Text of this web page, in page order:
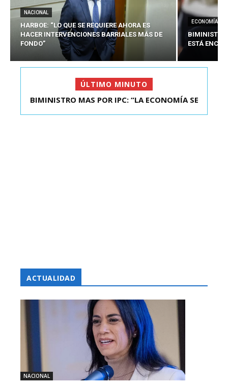
NACIONAL
HARBOE: “LO QUE SE REQUIERE AHORA ES
HACER INTERVENCIONES BARRIALES MÁS DE
FONDO”
ECONOMÍA
BIMINISTRO
ESTÁ
ÚLTIMO MINUTO
KAST SE REUNIÓ CON EL PRESIDENTE ELECTO DE
BIMINISTRO MAS POR IPC: “LA ECONOMÍA SE
ACTUALIDAD
NACIONAL